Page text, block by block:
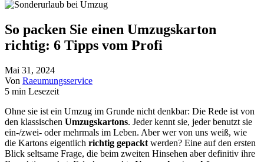
So packen Sie einen Umzugskarton
richtig: 6 Tipps vom Profi
Mai 31, 2024
Von Raeumungsservice
5 min Lesezeit
Ohne sie ist ein Umzug im Grunde nicht denkbar: Die Rede ist von
den klassischen Umzugskartons. Jeder kennt sie, jeder benutzt sie
ein-/zwei- oder mehrmals im Leben. Aber wer von uns weiß, wie
die Kartons eigentlich richtig gepackt werden? Eine auf den ersten
Blick seltsame Frage, die beim zweiten Hinsehen aber definitiv ihre